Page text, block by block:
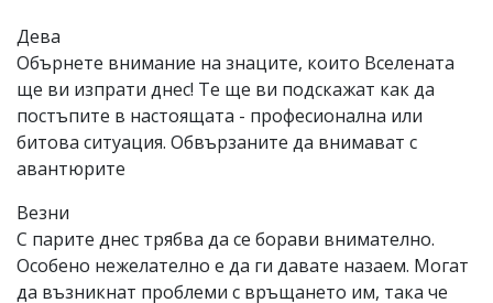
Дева
Обърнете внимание на знаците, които Вселената
ще ви изпрати днес! Те ще ви подскажат как да
постъпите в настоящата - професионална или
битова ситуация. Обвързаните да внимават с
авантюрите
Везни
С парите днес трябва да се борави внимателно.
Особено нежелателно е да ги давате назаем. Могат
да възникнат проблеми с връщането им, така че